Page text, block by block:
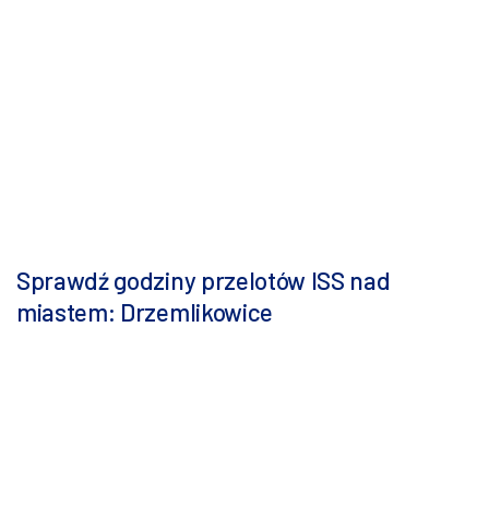
Sprawdź godziny przelotów ISS nad
miastem: Drzemlikowice